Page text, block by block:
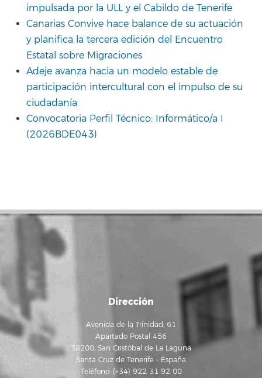
impulsada por la ULL y el Cabildo de Tenerife
Canarias Convive hace balance de su actuación
y planifica la tercera edición del Encuentro
Estatal sobre Migraciones
Adeje avanza hacia un modelo estable de
participación intercultural con el impulso de su
ciudadanía
Convocatoria Perfil Técnico: Informático/a I
(2026BDE043)
Dirección
Avenida de la Trinidad, 61
Apartado Postal 456
38200, San Cristóbal de La Laguna
Santa Cruz de Tenerife - España
Teléfono: (+34) 922 31 92 00